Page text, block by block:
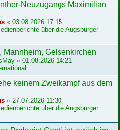
Neuzugangs Maximilian
« 03.08.2026 17:15
über die Augsburger
Mannheim, Gelsenkirchen
« 01.08.2026 14:21
keinem Zweikampf aus dem
« 27.07.2026 11:30
über die Augsburger